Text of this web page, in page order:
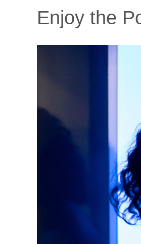
Enjoy the